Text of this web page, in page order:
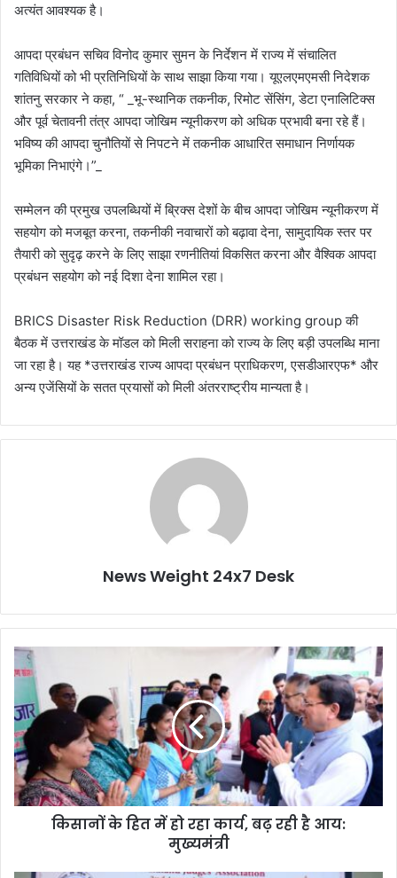
अत्यंत आवश्यक है।
आपदा प्रबंधन सचिव विनोद कुमार सुमन के निर्देशन में राज्य में संचालित
गतिविधियों को भी प्रतिनिधियों के साथ साझा किया गया। यूएलएमएमसी निदेशक
शांतनु सरकार ने कहा, “ _भू-स्थानिक तकनीक, रिमोट सेंसिंग, डेटा एनालिटिक्स
और पूर्व चेतावनी तंत्र आपदा जोखिम न्यूनीकरण को अधिक प्रभावी बना रहे हैं।
भविष्य की आपदा चुनौतियों से निपटने में तकनीक आधारित समाधान निर्णायक
भूमिका निभाएंगे।”_
सम्मेलन की प्रमुख उपलब्धियों में ब्रिक्स देशों के बीच आपदा जोखिम न्यूनीकरण में
सहयोग को मजबूत करना, तकनीकी नवाचारों को बढ़ावा देना, सामुदायिक स्तर पर
तैयारी को सुदृढ़ करने के लिए साझा रणनीतियां विकसित करना और वैश्विक आपदा
प्रबंधन सहयोग को नई दिशा देना शामिल रहा।
BRICS Disaster Risk Reduction (DRR) working group की
बैठक में उत्तराखंड के मॉडल को मिली सराहना को राज्य के लिए बड़ी उपलब्धि माना
जा रहा है। यह *उत्तराखंड राज्य आपदा प्रबंधन प्राधिकरण, एसडीआरएफ* और
अन्य एजेंसियों के सतत प्रयासों को मिली अंतरराष्ट्रीय मान्यता है।
News Weight 24x7 Desk
कि
सा
के
हि
त
में
हो
र
किसानों के हित में हो रहा कार्य, बढ़ रही है आय:
मुख्यमंत्री